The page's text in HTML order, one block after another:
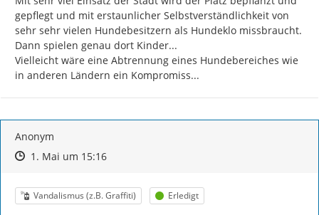
gepflegt und mit erstaunlicher Selbstverständlichkeit von
sehr sehr vielen Hundebesitzern als Hundeklo missbraucht.
Dann spielen genau dort Kinder...
Vielleicht wäre eine Abtrennung eines Hundebereiches wie
in anderen Ländern ein Kompromiss...
Anonym
Zeitpunkt des Erstellens
Zeitpunkt des Erstellens
1. Mai um 15:16Zur Äußerung
Kategorie
Vandalismus (z.B. Graffiti) Status
Erledigt